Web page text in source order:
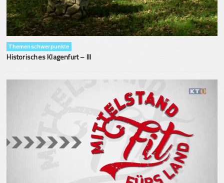
Themenschwerpunkte
Historisches Klagenfurt – III